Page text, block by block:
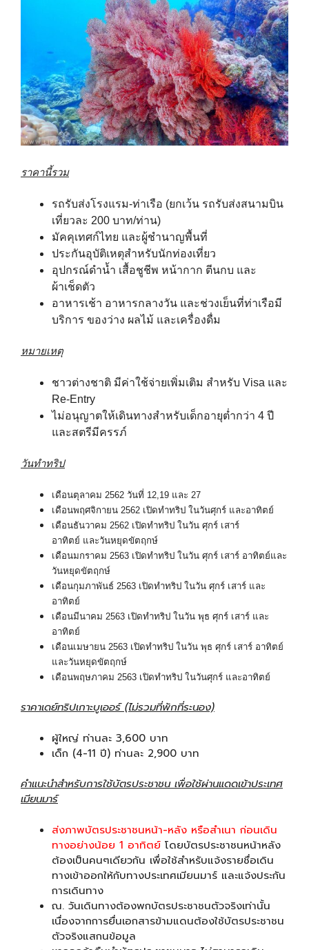
ราคานี้รวม
รถรับส่งโรงแรม-ท่าเรือ (ยกเว้น รถรับส่งสนามบิน
เที่ยวละ 200 บาท/ท่าน)
มัคคุเทศก์ไทย และผู้ชำนาญพื้นที่
ประกันอุบัติเหตุสำหรับนักท่องเที่ยว
อุปกรณ์ดำน้ำ เสื้อชูชีพ หน้ากาก ตีนกบ และ
ผ้าเช็ดตัว
อาหารเช้า อาหารกลางวัน และช่วงเย็นที่ท่าเรือมี
บริการ ของว่าง ผลไม้ และเครื่องดื่ม
หมายเหตุ
ชาวต่างชาติ มีค่าใช้จ่ายเพิ่มเติม สำหรับ Visa และ
Re-Entry
ไม่อนุญาตให้เดินทางสำหรับเด็กอายุต่ำกว่า 4 ปี
และสตรีมีครรภ์
วันทำทริป
เดือนตุลาคม 2562 วันที่ 12,19 และ 27
เดือนพฤศจิกายน 2562 เปิดทำทริป ในวันศุกร์ และอาทิตย์
เดือนธันวาคม 2562 เปิดทำทริป ในวัน ศุกร์ เสาร์
อาทิตย์ และวันหยุดขัตฤกษ์
เดือนมกราคม 2563 เปิดทำทริป ในวัน ศุกร์ เสาร์ อาทิตย์และ
วันหยุดขัตฤกษ์
เดือนกุมภาพันธ์ 2563 เปิดทำทริป ในวัน ศุกร์ เสาร์ และ
อาทิตย์
เดือนมีนาคม 2563 เปิดทำทริป ในวัน พุธ ศุกร์ เสาร์ และ
อาทิตย์
เดือนเมษายน 2563 เปิดทำทริป ในวัน พุธ ศุกร์ เสาร์ อาทิตย์
และวันหยุดขัตฤกษ์
เดือนพฤษภาคม 2563 เปิดทำทริป ในวันศุกร์ และอาทิตย์
ราคาเดย์ทริปเกาะบูเออร์ (ไม่รวมที่พักที่ระนอง)
ผู้ใหญ่ ท่านละ 3,600 บาท
เด็ก (4-11 ปี) ท่านละ 2,900 บาท
คำแนะนำสำหรับการใช้บัตรประชาชน เพื่อใช้ผ่านแดดเข้าประเทศ
เมียนมาร์
ส่งภาพบัตรประชาชนหน้า-หลัง หรือสำเนา ก่อนเดิน
ทางอย่างน้อย 1 อาทิตย์ โดยบัตรประชาชนหน้าหลัง
ต้องเป็นคนๆเดียวกัน เพื่อใช้สำหรับแจ้งรายชื่อเดิน
ทางเข้าออกให้กับทางประเทศเมียนมาร์ และแจ้งประกัน
การเดินทาง
ณ. วันเดินทางต้องพกบัตรประชาชนตัวจริงเท่านั้น
เนื่องจากการยื่นเอกสารข้ามแดนต้องใช้บัตรประชาชน
ตัวจริงแสกนข้อมูล